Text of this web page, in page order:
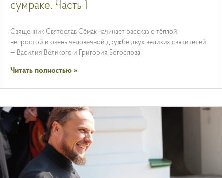
сумраке. Часть 1
Священник Святослав Сёмак начинает рассказ о тёплой,
непростой и очень человечной дружбе двух великих святителей
— Василия Великого и Григория Богослова.
Читать полностью »